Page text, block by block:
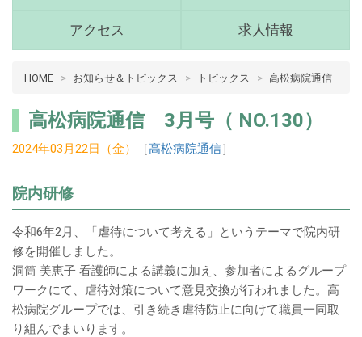
県
和
市)
メ
ニ
ー
アクセス 求人情報
病
介
護
十
田
メ
イ
ン
コ
ン
HOME お知らせ＆トピックス トピックス 高松病院通信
高松病院通信 3月号（ NO.130）
2024年03月22日（金） ［高松病院通信］
院内研修
令和6年2月、「虐待について考える」というテーマで院内研
修を開催しました。
洞筒 美恵子 看護師による講義に加え、参加者によるグループ
ワークにて、虐待対策について意見交換が行われました。高
松病院グループでは、引き続き虐待防止に向けて職員一同取
り組んでまいります。